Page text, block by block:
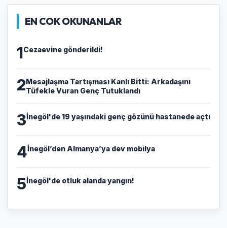
EN COK OKUNANLAR
1Cezaevine gönderildi!
2​Mesajlaşma Tartışması Kanlı Bitti: Arkadaşını
Tüfekle Vuran Genç Tutuklandı
3İnegöl'de 19 yaşındaki genç gözünü hastanede açtı
4İnegöl’den Almanya’ya dev mobilya
5İnegöl'de otluk alanda yangın!